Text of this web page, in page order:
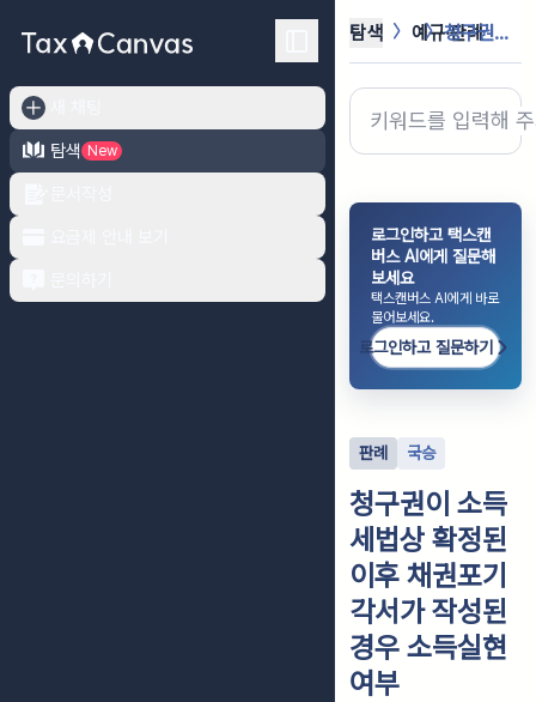
탐색
New
탐색 예규·판례 청구권이 소득세법상 확정된 이후 채권...
로그인하고 택스캔
버스 AI에게 질문해
보세요
택스캔버스 AI에게 바로
물어보세요.
로그인하고 질문하기
판례 국승
청구권이 소득
세법상 확정된
이후 채권포기
각서가 작성된
경우 소득실현
여부